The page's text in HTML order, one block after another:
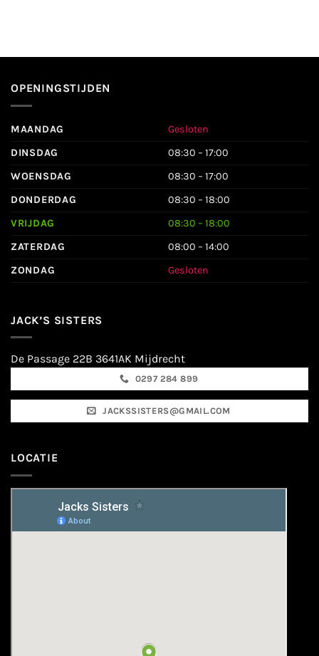
OPENINGSTIJDEN
MAANDAG
Gesloten
DINSDAG
08:30 – 17:00
WOENSDAG
08:30 – 17:00
DONDERDAG
08:30 – 18:00
VRIJDAG
08:30 – 18:00
ZATERDAG
08:00 – 14:00
ZONDAG
Gesloten
JACK’S SISTERS
De Passage 22B 3641AK Mijdrecht
0297 284 899
JACKSSISTERS@GMAIL.COM
LOCATIE